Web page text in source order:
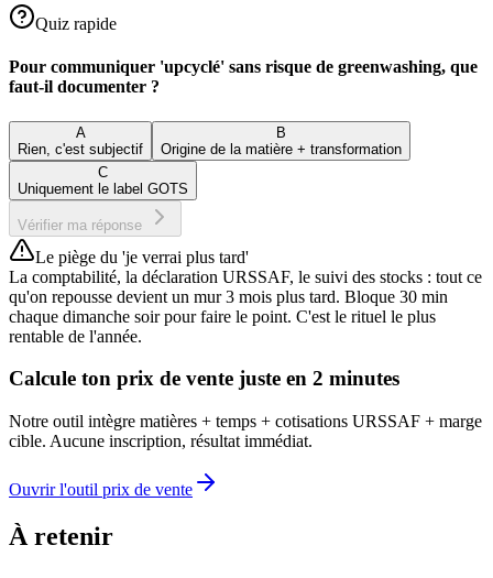
Quiz rapide
Pour communiquer 'upcyclé' sans risque de greenwashing, que
faut-il documenter ?
A
Rien, c'est subjectif
B
Origine de la matière + transformation
C
Uniquement le label GOTS
Vérifier ma réponse
Le piège du 'je verrai plus tard'
La comptabilité, la déclaration URSSAF, le suivi des stocks : tout ce
qu'on repousse devient un mur 3 mois plus tard. Bloque 30 min
chaque dimanche soir pour faire le point. C'est le rituel le plus
rentable de l'année.
Calcule ton prix de vente juste en 2 minutes
Notre outil intègre matières + temps + cotisations URSSAF + marge
cible. Aucune inscription, résultat immédiat.
Ouvrir l'outil prix de vente
À retenir